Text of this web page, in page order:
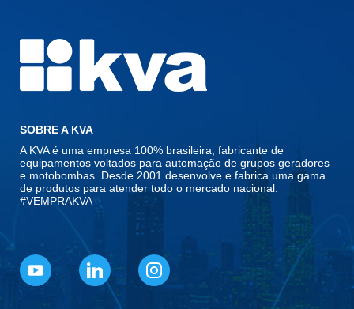
SOBRE A KVA
A KVA é uma empresa 100% brasileira, fabricante de
equipamentos voltados para automação de grupos geradores
e motobombas. Desde 2001 desenvolve e fabrica uma gama
de produtos para atender todo o mercado nacional.
#VEMPRAKVA